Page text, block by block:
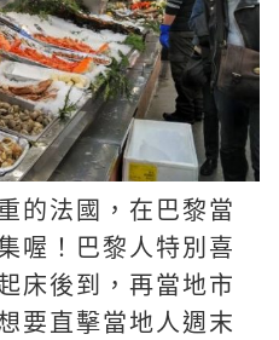
的法國，在巴黎當
喔！巴黎人特別喜
床後到，再當地市
要直擊當地人週末